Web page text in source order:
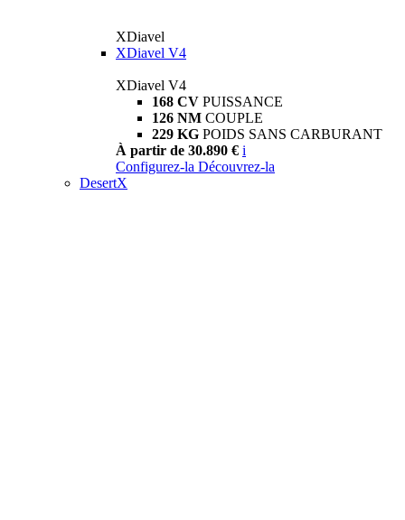
XDiavel
XDiavel V4
XDiavel V4
168 CV PUISSANCE
126 NM COUPLE
229 KG POIDS SANS CARBURANT
À partir de 30.890 € i
Configurez-la Découvrez-la
DesertX